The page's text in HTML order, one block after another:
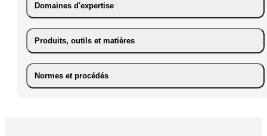
Domaines d'expertise
Produits, outils et matières
Normes et procédés